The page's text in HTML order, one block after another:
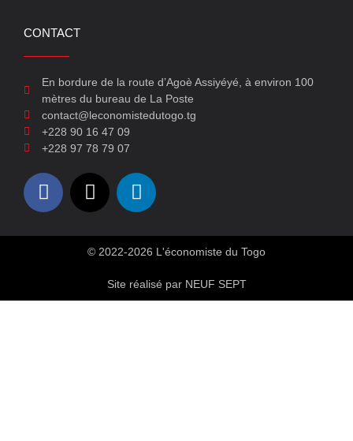
CONTACT
En bordure de la route d’Agoè Assiyéyé, à environ 100
mètres du bureau de La Poste
contact@leconomistedutogo.tg
+228 90 16 47 09
+228 97 78 79 07
© 2022-2026 L'économiste du Togo
Site réalisé par NEUF SEPT